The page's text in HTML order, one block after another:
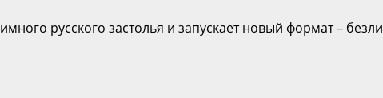
русского застолья и запускает новый формат –